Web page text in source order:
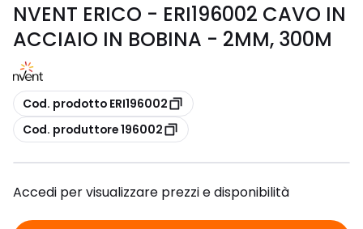
NVENT ERICO - ERI196002 CAVO IN
ACCIAIO IN BOBINA - 2MM, 300M
copia
Cod. prodotto ERI196002
copia
Cod. produttore 196002
Accedi per visualizzare prezzi e disponibilità